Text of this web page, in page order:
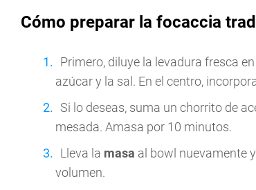
Cómo preparar la focaccia
Primero, diluye la levadura fresca
azúcar y la sal. En el centro,
Si lo deseas, suma un chorrito de
mesada. Amasa por 10 minutos.
Lleva la masa al bowl nuevamente
volumen.